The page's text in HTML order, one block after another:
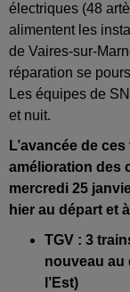
électriques (48
alimentent les
de Vaires-sur-
réparation se
Les équipes de
et nuit.
L’avancée de
amélioration des
mercredi 25
hier au départ et
TGV : 3
nouveau au
l’Est)